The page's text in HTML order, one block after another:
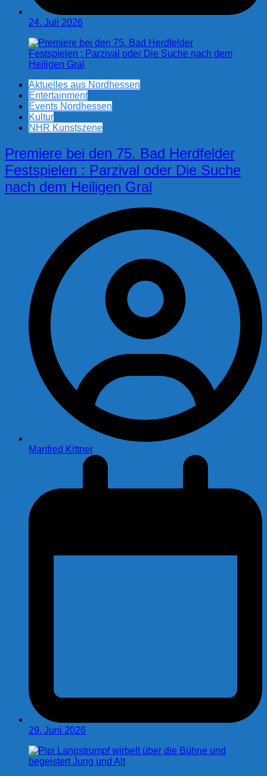
24. Juli 2026
Aktuelles aus Nordhessen
Entertainment
Events Nordhessen
Kultur
NHR Kunstszene
Premiere bei den 75. Bad Herdfelder
Festspielen : Parzival oder Die Suche
nach dem Heiligen Gral
Manfred Kittner
29. Juni 2026